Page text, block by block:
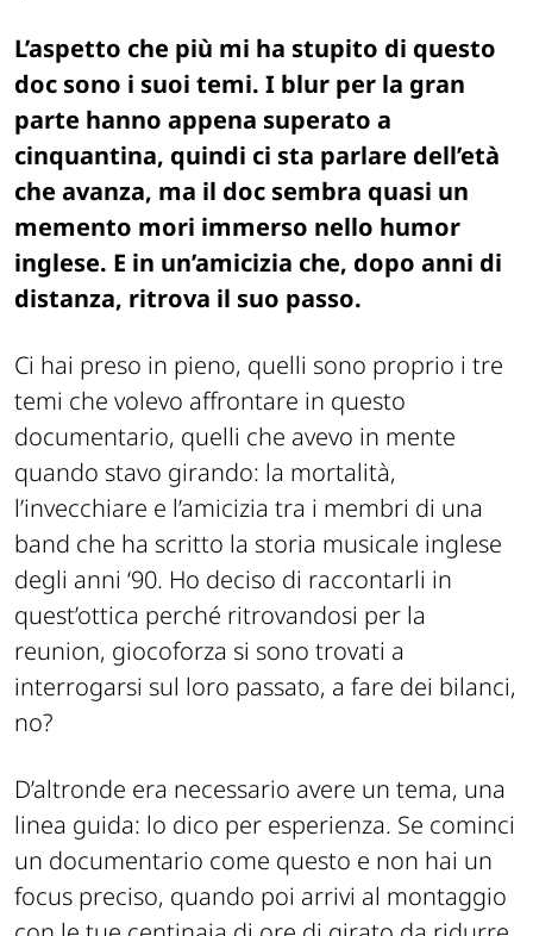
L’aspetto che più mi ha stupito di questo
doc sono i suoi temi. I blur per la gran
parte hanno appena superato a
cinquantina, quindi ci sta parlare dell’età
che avanza, ma il doc sembra quasi un
memento mori immerso nello humor
inglese. E in un’amicizia che, dopo anni di
distanza, ritrova il suo passo.
Ci hai preso in pieno, quelli sono proprio i tre
temi che volevo affrontare in questo
documentario, quelli che avevo in mente
quando stavo girando: la mortalità,
l’invecchiare e l’amicizia tra i membri di una
band che ha scritto la storia musicale inglese
degli anni ‘90. Ho deciso di raccontarli in
quest’ottica perché ritrovandosi per la
reunion, giocoforza si sono trovati a
interrogarsi sul loro passato, a fare dei bilanci,
no?
D’altronde era necessario avere un tema, una
linea guida: lo dico per esperienza. Se cominci
un documentario come questo e non hai un
focus preciso, quando poi arrivi al montaggio